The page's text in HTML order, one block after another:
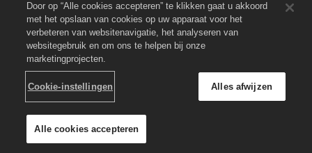
zijn handelsmerken van Zynga. Alle andere merken en
handelsmerken zijn eigendom van hun respectieve eigenaars. Alle
rechten voorbehouden.
De Koninklijke-kringwinkel wordt beheerd door Zynga, Inc.
Aanbiedingen zijn alleen geldig in het spel FarmVille 3. De
beschikbaarheid en prijzen van de aanbieding verschillen per
Door op “Alle cookies accepteren” te klikken gaat u akkoord
met het opslaan van cookies op uw apparaat voor het
verbeteren van websitenavigatie, het analyseren van
websitegebruik en om ons te helpen bij onze
marketingprojecten.
Cookie-instellingen Alles afwijzen
Alle cookies accepteren